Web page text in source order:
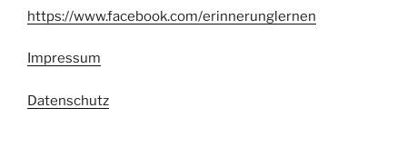
https://www.facebook.com/erinnerunglernen
Impressum
Datenschutz